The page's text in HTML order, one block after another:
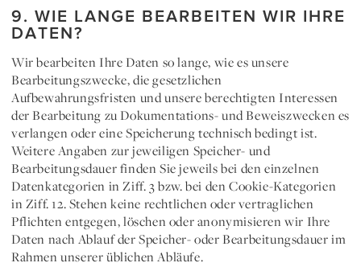
9. WIE LANGE BEARBEITEN WIR IHRE
DATEN?
Wir bearbeiten Ihre Daten so lange, wie es unsere
Bearbeitungszwecke, die gesetzlichen
Aufbewahrungsfristen und unsere berechtigten Interessen
der Bearbeitung zu Dokumentations- und Beweiszwecken es
verlangen oder eine Speicherung technisch bedingt ist.
Weitere Angaben zur jeweiligen Speicher- und
Bearbeitungsdauer finden Sie jeweils bei den einzelnen
Datenkategorien in Ziff. 3 bzw. bei den Cookie-Kategorien
in Ziff. 12. Stehen keine rechtlichen oder vertraglichen
Pflichten entgegen, löschen oder anonymisieren wir Ihre
Daten nach Ablauf der Speicher- oder Bearbeitungsdauer im
Rahmen unserer üblichen Abläufe.